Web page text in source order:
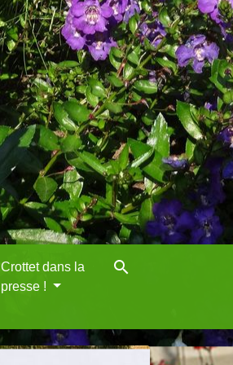
Crottet dans la
presse !
search